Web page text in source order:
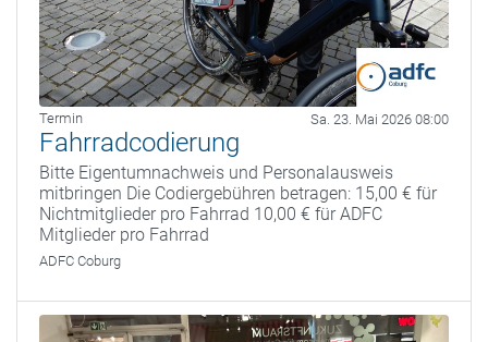
Termin Sa. 23. Mai 2026 08:00
Fahrradcodierung
Bitte Eigentumnachweis und Personalausweis
mitbringen Die Codiergebühren betragen: 15,00 € für
Nichtmitglieder pro Fahrrad 10,00 € für ADFC
Mitglieder pro Fahrrad
ADFC Coburg